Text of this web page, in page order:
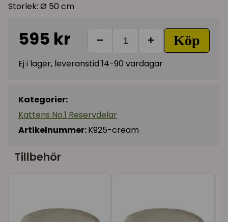
Storlek: Ø 50 cm
595 kr − + Köp
Ej i lager, leveranstid 14-90 vardagar
Kategorier:
Kattens No.1 Reservdelar
Artikelnummer:K925-cream
Tillbehör